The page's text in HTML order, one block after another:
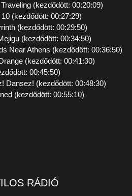
(kezdődött: 00:20:09)
(kezdődött: 00:27:29)
(kezdődött: 00:29:50)
(kezdődött: 00:34:50)
Near Athens (kezdődött: 00:36:50)
(kezdődött: 00:41:30)
00:45:50)
Dansez! (kezdődött: 00:48:30)
(kezdődött: 00:55:10)
RÁDIÓ